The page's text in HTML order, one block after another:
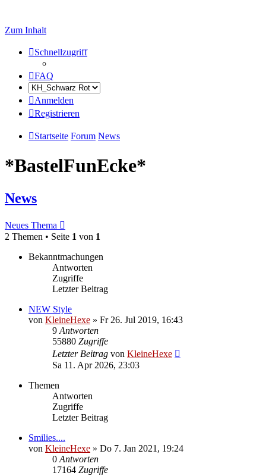
Zum Inhalt
Schnellzugriff
FAQ
Anmelden
Registrieren
Startseite Forum News
*BastelFunEcke*
News
Neues Thema
2 Themen • Seite 1 von 1
Bekanntmachungen
Antworten
Zugriffe
Letzter Beitrag
NEW Style
von KleineHexe » Fr 26. Jul 2019, 16:43
9 Antworten
55880 Zugriffe
Letzter Beitrag von KleineHexe
Sa 11. Apr 2026, 23:03
Themen
Antworten
Zugriffe
Letzter Beitrag
Smilies....
von KleineHexe » Do 7. Jan 2021, 19:24
0 Antworten
17164 Zugriffe